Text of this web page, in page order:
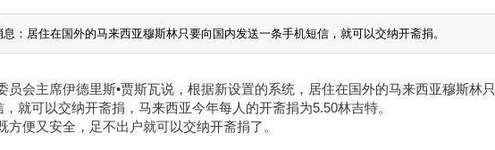
：居住在国外的马来西亚穆斯林只要向国内发送一条手机短信，就可以交纳开斋捐。
会主席伊德里斯•贾斯瓦说，根据新设置的系统，居住在国外的马来西亚穆斯林只
就可以交纳开斋捐，马来西亚今年每人的开斋捐为5.50林吉特。
便又安全，足不出户就可以交纳开斋捐了。